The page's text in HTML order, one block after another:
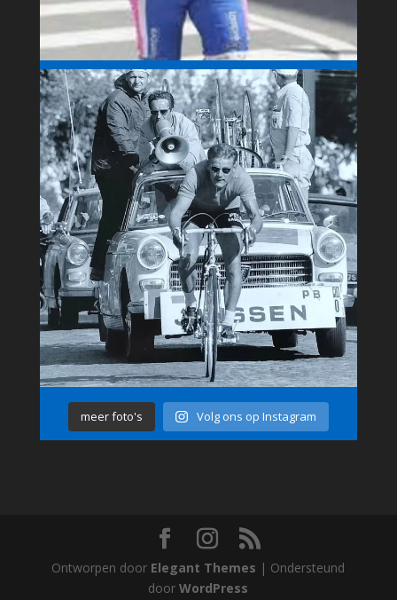
meer foto's Volg ons op Instagram
Ontworpen door Elegant Themes | Ondersteund
doorWordPress